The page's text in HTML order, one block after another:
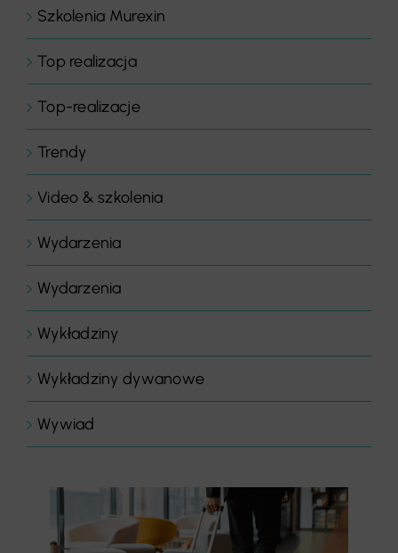
Szkolenia Murexin
Top realizacja
Top-realizacje
Trendy
Video & szkolenia
Wydarzenia
Wydarzenia
Wykładziny
Wykładziny dywanowe
Wywiad